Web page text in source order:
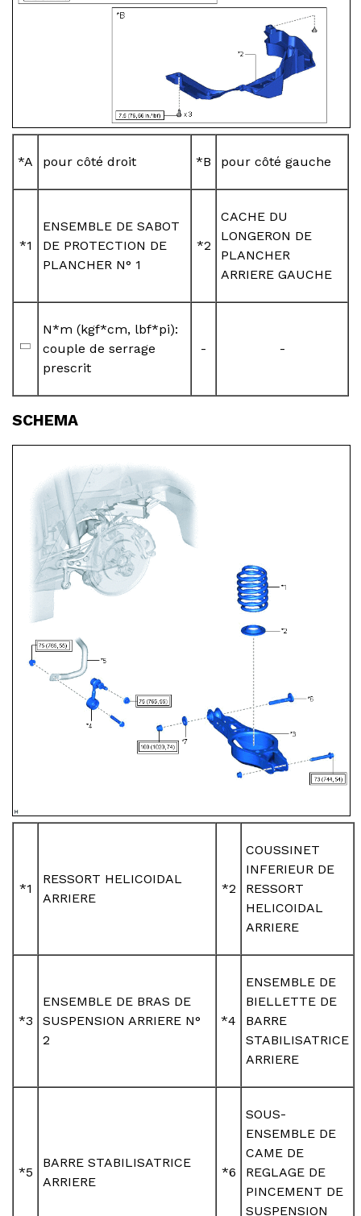
*A pour côté droit *B pour côté gauche
*1
ENSEMBLE DE SABOT
DE PROTECTION DE
PLANCHER N° 1
*2
CACHE DU
LONGERON DE
PLANCHER
ARRIERE GAUCHE
N*m (kgf*cm, lbf*pi):
couple de serrage
prescrit
- -
SCHEMA
*1
RESSORT HELICOIDAL
ARRIERE
*2
COUSSINET
INFERIEUR DE
RESSORT
HELICOIDAL
ARRIERE
*3
ENSEMBLE DE BRAS DE
SUSPENSION ARRIERE N°
2
*4
ENSEMBLE DE
BIELLETTE DE
BARRE
STABILISATRICE
ARRIERE
*5
BARRE STABILISATRICE
ARRIERE
*6
SOUS-
ENSEMBLE DE
CAME DE
REGLAGE DE
PINCEMENT DE
SUSPENSION